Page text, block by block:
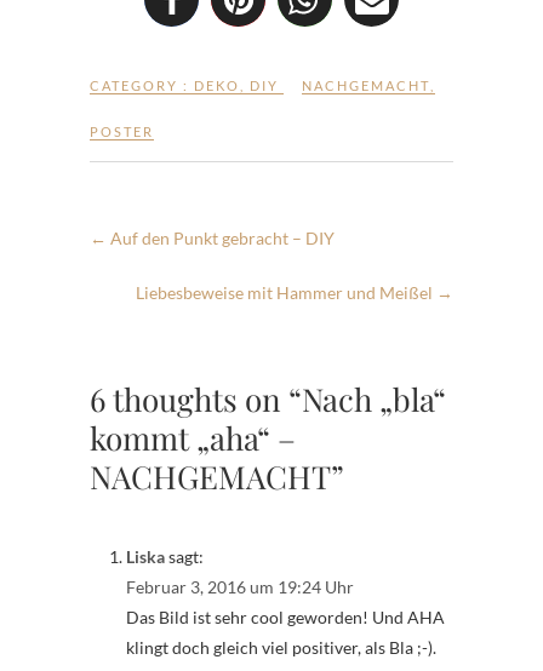
CATEGORY : DEKO DIY NACHGEMACHT
POSTER
← Auf den Punkt gebracht – DIY
Liebesbeweise mit Hammer und Meißel →
6 thoughts on “Nach „bla“
kommt „aha“ –
NACHGEMACHT”
Liskasagt:
Februar 3, 2016 um 19:24 Uhr
Das Bild ist sehr cool geworden! Und AHA
klingt doch gleich viel positiver, als Bla ;-).